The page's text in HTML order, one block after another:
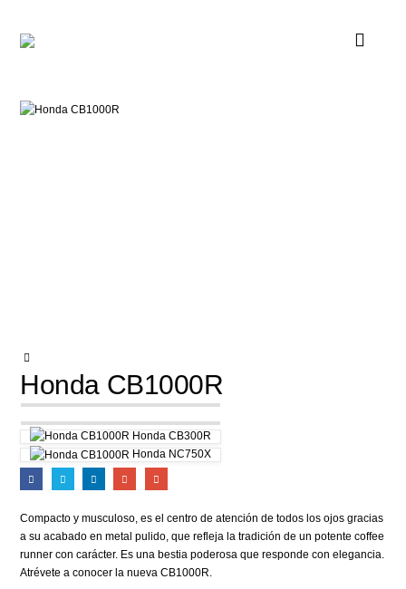
Honda CB1000R
Honda CB300R
Honda NC750X
Compacto y musculoso, es el centro de atención de todos los ojos gracias
a su acabado en metal pulido, que refleja la tradición de un potente coffee
runner con carácter. Es una bestia poderosa que responde con elegancia.
Atrévete a conocer la nueva CB1000R.